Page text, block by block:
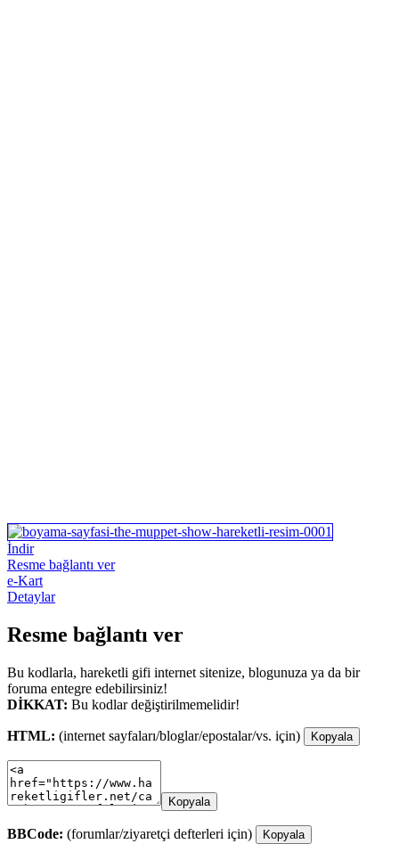
İndir
Resme bağlantı ver
e-Kart
Detaylar
Resme bağlantı ver
Bu kodlarla, hareketli gifi internet sitenize, blogunuza ya da bir
foruma entegre edebilirsiniz!
DİKKAT: Bu kodlar değiştirilmemelidir!
HTML: (internet sayfaları/bloglar/epostalar/vs. için) Kopyala
Kopyala
BBCode: (forumlar/ziyaretçi defterleri için) Kopyala